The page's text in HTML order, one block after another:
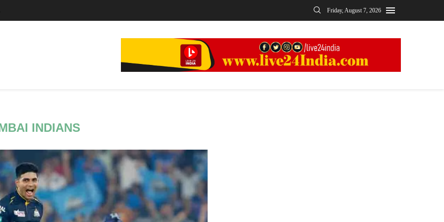
Friday, August 7, 2026
INDIANS